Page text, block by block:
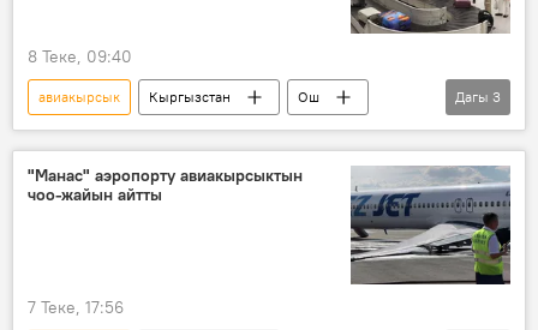
8 Теке, 09:40
авиакырсык Кыргызстан
Ош
учак
"Манас" эл аралык аэропорту
керосин
Дагы 3
"Манас" аэропорту авиакырсыктын
чоо-жайын айтты
7 Теке, 17:56